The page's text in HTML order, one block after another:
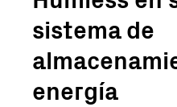
sistema de
energía